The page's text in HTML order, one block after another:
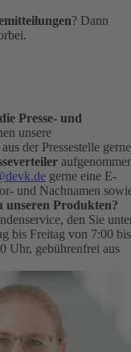
? Dann
Presse- und
unsere
der Pressestelle gerne
gerne eine E-
und Nachnamen
unseren Produkten?
den Sie
bis Freitag von 7:00 bis
Uhr, gebührenfrei aus